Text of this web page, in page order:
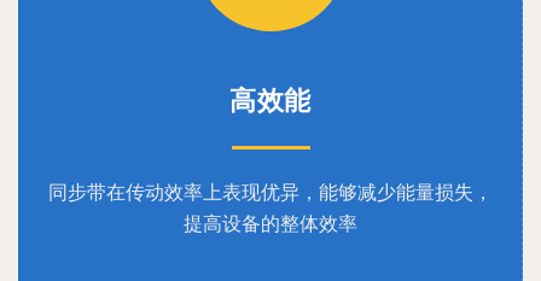
高效能
同步带在传动效率上表现优异，能够减少能量损失，
提高设备的整体效率